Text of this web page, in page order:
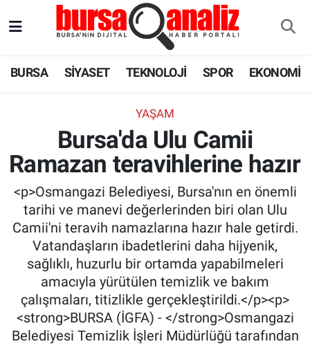
BURSA SİYASET TEKNOLOJİ SPOR EKONOMİ
YAŞAM
Bursa'da Ulu Camii
Ramazan teravihlerine hazır
<p>Osmangazi Belediyesi, Bursa'nın en önemli
tarihi ve manevi değerlerinden biri olan Ulu
Camii'ni teravih namazlarına hazır hale getirdi.
Vatandaşların ibadetlerini daha hijyenik,
sağlıklı, huzurlu bir ortamda yapabilmeleri
amacıyla yürütülen temizlik ve bakım
çalışmaları, titizlikle gerçekleştirildi.</p><p>
<strong>BURSA (İGFA) - </strong>Osmangazi
Belediyesi Temizlik İşleri Müdürlüğü tarafından
SPOR
EKONOMİ
SAĞLIK
ASTROLOJİ
BLOG
Süper Lig Puan Durumu ve Fikstür
Tüm Manşetler
Son Dakika Haberleri
Haber Arşivi